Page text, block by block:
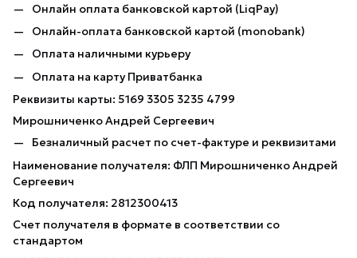
Онлайн оплата банковской картой (LiqPay)
Онлайн-оплата банковской картой (monobank)
Оплата наличными курьеру
Оплата на карту Приватбанка
Реквизиты карты: 5169 3305 3235 4799
Мирошниченко Андрей Сергеевич
Безналичный расчет по счет-фактуре и реквизитами
Наименование получателя: ФЛП Мирошниченко Андрей
Сергеевич
Код получателя: 2812300413
Счет получателя в формате в соответствии со
стандартом